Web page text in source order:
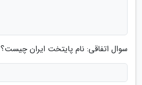
سوال اتفاقی: نام پایتخت ایران چیست؟